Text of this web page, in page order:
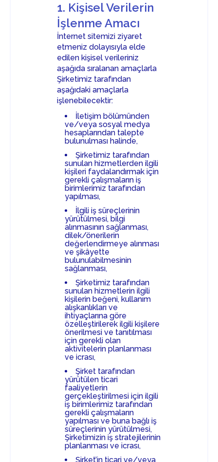
1. Kişisel Verilerin
İşlenme Amacı
İnternet sitemizi ziyaret
etmeniz dolayısıyla elde
edilen kişisel verileriniz
aşağıda sıralanan amaçlarla
Şirketimiz tarafından
aşağıdaki amaçlarla
işlenebilecektir:
İletişim bölümünden
ve/veya sosyal medya
hesaplarından talepte
bulunulması halinde,
Şirketimiz tarafından
sunulan hizmetlerden ilgili
kişileri faydalandırmak için
gerekli çalışmaların iş
birimlerimiz tarafından
yapılması,
İlgili iş süreçlerinin
yürütülmesi, bilgi
alınmasının sağlanması,
dilek/önerilerin
değerlendirmeye alınması
ve şikâyette
bulunulabilmesinin
sağlanması,
Şirketimiz tarafından
sunulan hizmetlerin ilgili
kişilerin beğeni, kullanım
alışkanlıkları ve
ihtiyaçlarına göre
özelleştirilerek ilgili kişilere
önerilmesi ve tanıtılması
için gerekli olan
aktivitelerin planlanması
ve icrası,
Şirket tarafından
yürütülen ticari
faaliyetlerin
gerçekleştirilmesi için ilgili
iş birimlerimiz tarafından
gerekli çalışmaların
yapılması ve buna bağlı iş
süreçlerinin yürütülmesi,
Şirketimizin iş stratejilerinin
planlanması ve icrası,
Şirket’in ticari ve/veya